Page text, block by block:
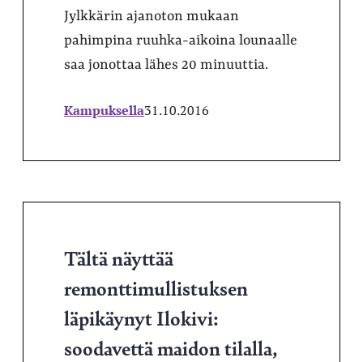
Jylkkärin ajanoton mukaan
pahimpina ruuhka-aikoina lounaalle
saa jonottaa lähes 20 minuuttia.
Kampuksella31.10.2016
Tältä näyttää
remonttimullistuksen
läpikäynyt Ilokivi:
soodavettä maidon tilalla,